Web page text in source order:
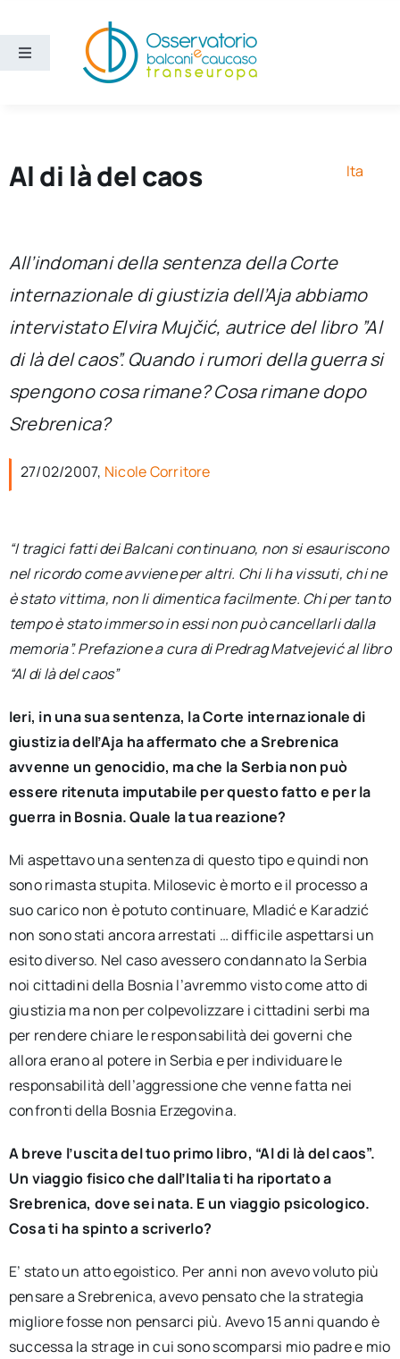
contenuto
Toggle
Sezioni
Chi siamo
Cerca
per:
Al di là del caos Ita
All’indomani della sentenza della Corte
internazionale di giustizia dell’Aja abbiamo
intervistato Elvira Mujčić, autrice del libro ”Al
di là del caos”. Quando i rumori della guerra si
spengono cosa rimane? Cosa rimane dopo
Srebrenica?
27/02/2007, Nicole Corritore
“I tragici fatti dei Balcani continuano, non si esauriscono
nel ricordo come avviene per altri. Chi li ha vissuti, chi ne
è stato vittima, non li dimentica facilmente. Chi per tanto
tempo è stato immerso in essi non può cancellarli dalla
memoria”. Prefazione a cura di Predrag Matvejević al libro
“Al di là del caos”
Ieri, in una sua sentenza, la Corte internazionale di
giustizia dell’Aja ha affermato che a Srebrenica
avvenne un genocidio, ma che la Serbia non può
essere ritenuta imputabile per questo fatto e per la
guerra in Bosnia. Quale la tua reazione?
Mi aspettavo una sentenza di questo tipo e quindi non
sono rimasta stupita. Milosevic è morto e il processo a
suo carico non è potuto continuare, Mladić e Karadzić
non sono stati ancora arrestati … difficile aspettarsi un
esito diverso. Nel caso avessero condannato la Serbia
noi cittadini della Bosnia l’avremmo visto come atto di
giustizia ma non per colpevolizzare i cittadini serbi ma
per rendere chiare le responsabilità dei governi che
allora erano al potere in Serbia e per individuare le
responsabilità dell’aggressione che venne fatta nei
confronti della Bosnia Erzegovina.
A breve l’uscita del tuo primo libro, “Al di là del caos”.
Un viaggio fisico che dall’Italia ti ha riportato a
Srebrenica, dove sei nata. E un viaggio psicologico.
Cosa ti ha spinto a scriverlo?
E’ stato un atto egoistico. Per anni non avevo voluto più
pensare a Srebrenica, avevo pensato che la strategia
migliore fosse non pensarci più. Avevo 15 anni quando è
successa la strage in cui sono scomparsi mio padre e mio